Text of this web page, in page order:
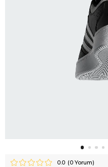
0.0 (0Yorum)